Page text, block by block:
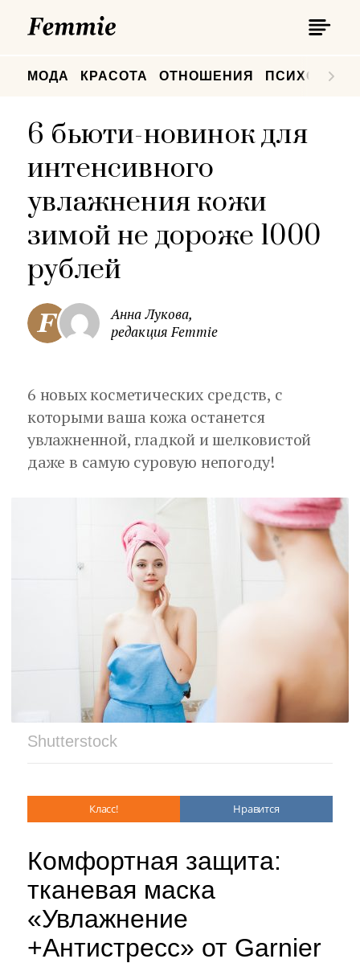
МОДА КРАСОТА ОТНОШЕНИЯ
6 бьюти-новинок для
интенсивного
увлажнения кожи
зимой не дороже 1000
рублей
Анна Лукова,
редакция Femmie
6 новых косметических средств, с
которыми ваша кожа останется
увлажненной, гладкой и шелковистой
даже в самую суровую непогоду!
Shutterstock
Класс! Нравится
Комфортная защита:
тканевая маска
«Увлажнение
+Антистресс» от Garnier